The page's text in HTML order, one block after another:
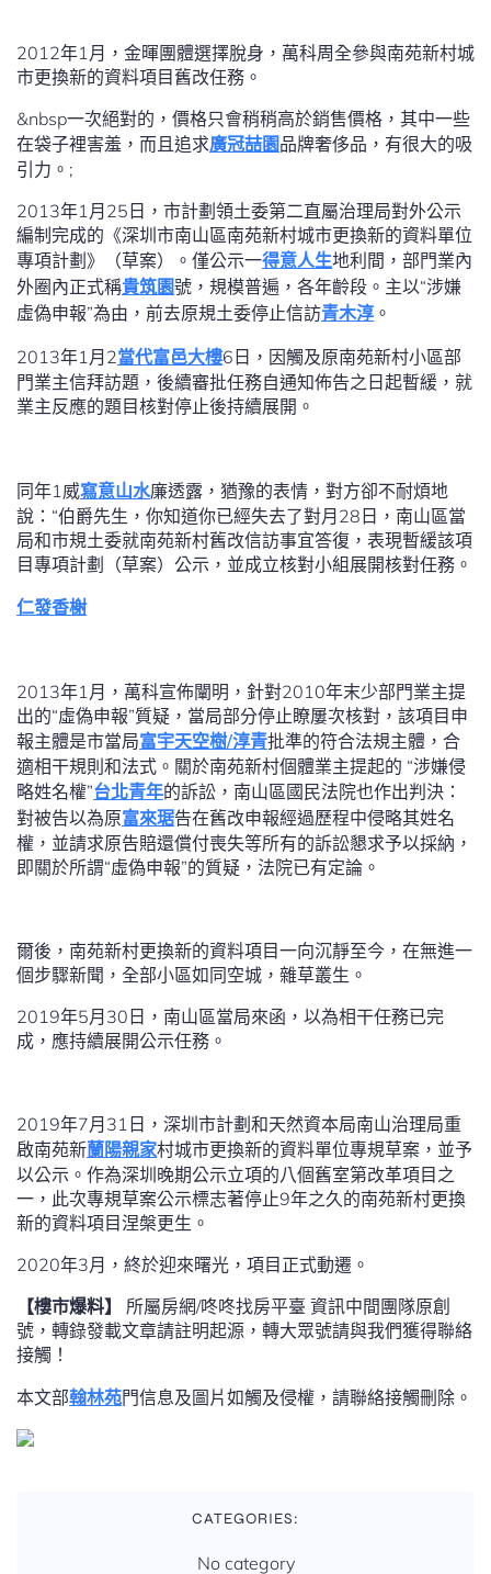
2012年1月，金暉團體選擇脫身，萬科周全參與南苑新村城
市更換新的資料項目舊改任務。
&nbsp一次絕對的，價格只會稍稍高於銷售價格，其中一些
在袋子裡害羞，而且追求廣冠喆園品牌奢侈品，有很大的吸
引力。;
2013年1月25日，市計劃領土委第二直屬治理局對外公示
編制完成的《深圳市南山區南苑新村城市更換新的資料單位
專項計劃》（草案）。僅公示一得意人生地利間，部門業內
外圈內正式稱貴筑園號，規模普遍，各年齡段。主以“涉嫌
虛偽申報”為由，前去原規土委停止信訪青木淳 。
2013年1月2當代富邑大樓6日，因觸及原南苑新村小區部
門業主信拜訪題，後續審批任務自通知佈告之日起暫緩，就
業主反應的題目核對停止後持續展開。
同年1威寫意山水廉透露，猶豫的表情，對方卻不耐煩地
說：“伯爵先生，你知道你已經失去了對月28日，南山區當
局和市規土委就南苑新村舊改信訪事宜答復，表現暫緩該項
目專項計劃（草案）公示，並成立核對小組展開核對任務。
仁發香榭
2013年1月，萬科宣佈闡明，針對2010年末少部門業主提
出的“虛偽申報”質疑，當局部分停止瞭屢次核對，該項目申
報主體是市當局富宇天空樹/淳青批準的符合法規主體，合
適相干規則和法式。關於南苑新村個體業主提起的 “涉嫌侵
略姓名權”台北青年的訴訟，南山區國民法院也作出判決：
對被告以為原富來琚告在舊改申報經過歷程中侵略其姓名
權，並請求原告賠還償付喪失等所有的訴訟懇求予以採納，
即關於所謂“虛偽申報”的質疑，法院已有定論。
爾後，南苑新村更換新的資料項目一向沉靜至今，在無進一
個步驟新聞，全部小區如同空城，雜草叢生。
2019年5月30日，南山區當局來函，以為相干任務已完
成，應持續展開公示任務。
2019年7月31日，深圳市計劃和天然資本局南山治理局重
啟南苑新蘭陽親家村城市更換新的資料單位專規草案，並予
以公示。作為深圳晚期公示立項的八個舊室第改革項目之
一，此次專規草案公示標志著停止9年之久的南苑新村更換
新的資料項目涅槃更生。
2020年3月，終於迎來曙光，項目正式動遷。
【樓市爆料】 所屬房網/咚咚找房平臺 資訊中間團隊原創
號，轉錄發載文章請註明起源，轉大眾號請與我們獲得聯絡
接觸！
本文部翰林苑門信息及圖片如觸及侵權，請聯絡接觸刪除。
CATEGORIES:
No category